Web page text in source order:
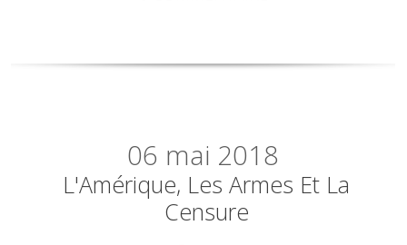
06 mai 2018
L'Amérique, Les Armes Et La
Censure